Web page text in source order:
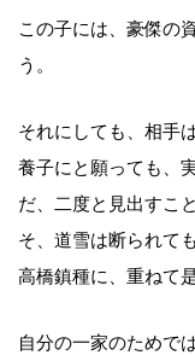
この子には、豪傑の
う。
それにしても、相手
養子にと願っても、
だ、二度と見出すこ
そ、道雪は断られて
高橋鎮種に、重ねて
自分の一家のためで